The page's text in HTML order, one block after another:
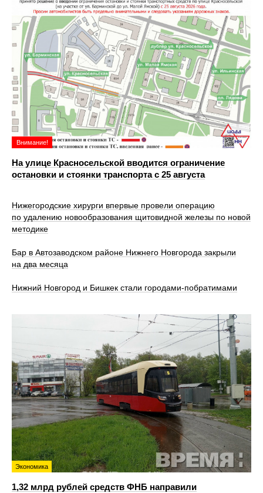
Внимание!
На улице Красносельской вводится ограничение
остановки и стоянки транспорта с 25 августа
Нижегородские хирурги впервые провели операцию
по удалению новообразования щитовидной железы по новой
методике
Бар в Автозаводском районе Нижнего Новгорода закрыли
на два месяца
Нижний Новгород и Бишкек стали городами-побратимами
Экономика
1,32 млрд рублей средств ФНБ направили